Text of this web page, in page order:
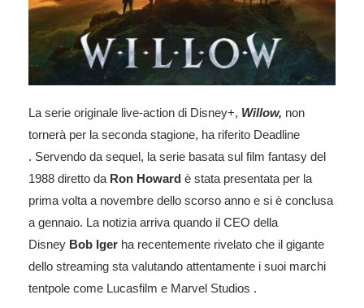
La serie originale live-action di Disney+, Willow, non
tornerà per la seconda stagione, ha riferito Deadline
. Servendo da sequel, la serie basata sul film fantasy del
1988 diretto da Ron Howard è stata presentata per la
prima volta a novembre dello scorso anno e si è conclusa
a gennaio. La notizia arriva quando il CEO della
Disney Bob Iger ha recentemente rivelato che il gigante
dello streaming sta valutando attentamente i suoi marchi
tentpole come Lucasfilm e Marvel Studios .